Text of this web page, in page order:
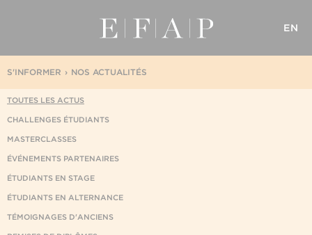
EN
NOS ACTUALITÉS
S'INFORMER
TOUTES LES ACTUS
CHALLENGES ÉTUDIANTS
MASTERCLASSES
ÉVÉNEMENTS PARTENAIRES
ÉTUDIANTS EN STAGE
ÉTUDIANTS EN ALTERNANCE
TÉMOIGNAGES D'ANCIENS